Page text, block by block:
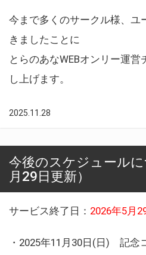
今まで多くのサークル様、ユ
きましたことに
とらのあなWEBオンリー運
し上げます。
2025.11.28
今後のスケジュール
月29日更新）
サービス終了日： 2026年5月
・2025年11月30日(日) 記念